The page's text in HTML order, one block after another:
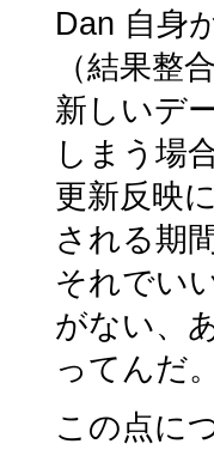
Dan 自身
（結果整
新しいデ
しまう場
更新反映
される期
それでい
がない、
ってんだ。
この点に